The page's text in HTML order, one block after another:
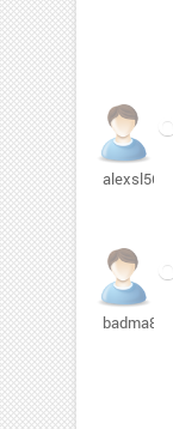
alexsl56683
badma82